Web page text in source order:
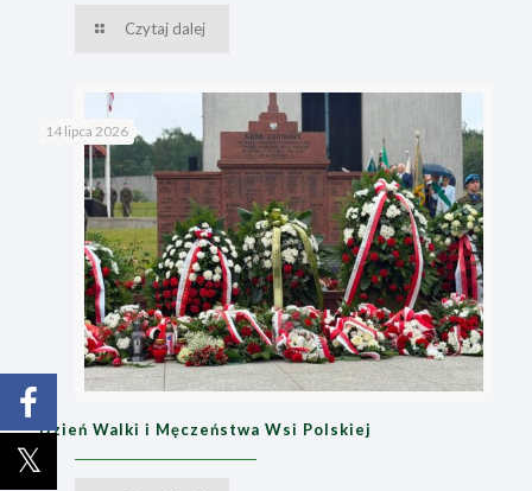
Czytaj dalej
14 lipca 2026
Dzień Walki i Męczeństwa Wsi Polskiej